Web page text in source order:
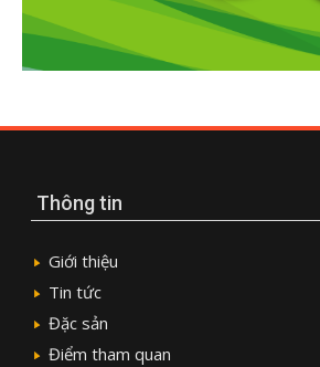
Thông tin
Giới thiệu
Tin tức
Đặc sản
Điểm tham quan